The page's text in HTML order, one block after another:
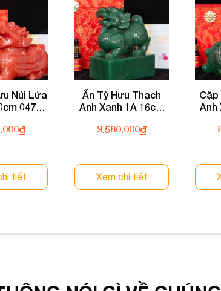
Núi Lửa
047-
₫
tiết
Ấn Tỳ Hưu Thạch
Anh Xanh 1A 16cm
9.580.000₫
Xem chi tiết
Cặp
Anh